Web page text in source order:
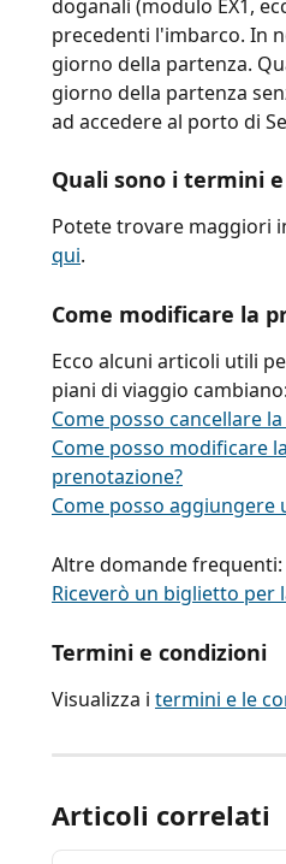
doganali (modulo EX1,
precedenti l'imbarco. In
giorno della partenza.
giorno della partenza
ad accedere al porto di
Quali sono i termini
Potete trovare maggiori
qui.
Come modificare la
Ecco alcuni articoli utili
piani di viaggio cambiano:
Come posso cancellare
Come posso modificare
prenotazione?
Come posso aggiungere
Altre domande frequenti:
Riceverò un biglietto per
Termini e condizioni
Visualizza i termini e le
Articoli correlati